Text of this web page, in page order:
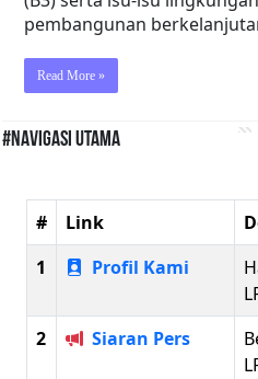
pembangunan
Read More »
#Navigasi Utama
# Link
1
Profil Kami
2
Siaran Pers